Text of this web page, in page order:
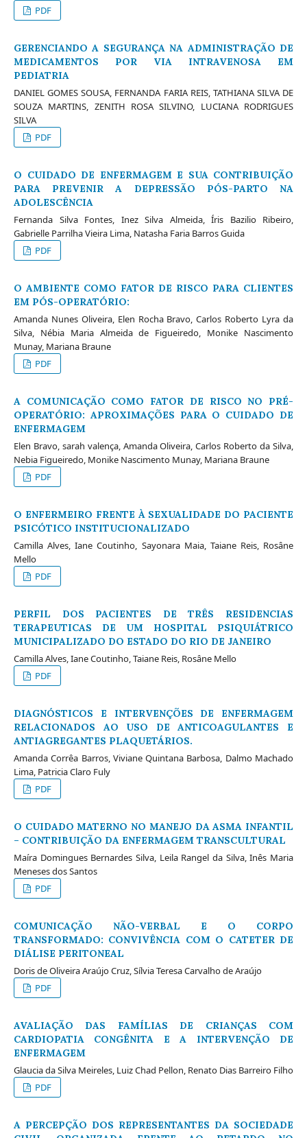
PDF
GERENCIANDO A SEGURANÇA NA ADMINISTRAÇÃO DE
MEDICAMENTOS POR VIA INTRAVENOSA EM
PEDIATRIA
DANIEL GOMES SOUSA, FERNANDA FARIA REIS, TATHIANA SILVA DE
SOUZA MARTINS, ZENITH ROSA SILVINO, LUCIANA RODRIGUES
SILVA
PDF
O CUIDADO DE ENFERMAGEM E SUA CONTRIBUIÇÃO
PARA PREVENIR A DEPRESSÃO PÓS-PARTO NA
ADOLESCÊNCIA
Fernanda Silva Fontes, Inez Silva Almeida, Íris Bazilio Ribeiro,
Gabrielle Parrilha Vieira Lima, Natasha Faria Barros Guida
PDF
O AMBIENTE COMO FATOR DE RISCO PARA CLIENTES
EM PÓS-OPERATÓRIO:
Amanda Nunes Oliveira, Elen Rocha Bravo, Carlos Roberto Lyra da
Silva, Nébia Maria Almeida de Figueiredo, Monike Nascimento
Munay, Mariana Braune
PDF
A COMUNICAÇÃO COMO FATOR DE RISCO NO PRÉ-
OPERATÓRIO: APROXIMAÇÕES PARA O CUIDADO DE
ENFERMAGEM
Elen Bravo, sarah valença, Amanda Oliveira, Carlos Roberto da Silva,
Nebia Figueiredo, Monike Nascimento Munay, Mariana Braune
PDF
O ENFERMEIRO FRENTE À SEXUALIDADE DO PACIENTE
PSICÓTICO INSTITUCIONALIZADO
Camilla Alves, Iane Coutinho, Sayonara Maia, Taiane Reis, Rosâne
Mello
PDF
PERFIL DOS PACIENTES DE TRÊS RESIDENCIAS
TERAPEUTICAS DE UM HOSPITAL PSIQUIÁTRICO
MUNICIPALIZADO DO ESTADO DO RIO DE JANEIRO
Camilla Alves, Iane Coutinho, Taiane Reis, Rosâne Mello
PDF
DIAGNÓSTICOS E INTERVENÇÕES DE ENFERMAGEM
RELACIONADOS AO USO DE ANTICOAGULANTES E
ANTIAGREGANTES PLAQUETÁRIOS.
Amanda Corrêa Barros, Viviane Quintana Barbosa, Dalmo Machado
Lima, Patricia Claro Fuly
PDF
O CUIDADO MATERNO NO MANEJO DA ASMA INFANTIL
– CONTRIBUIÇÃO DA ENFERMAGEM TRANSCULTURAL
Maíra Domingues Bernardes Silva, Leila Rangel da Silva, Inês Maria
Meneses dos Santos
PDF
COMUNICAÇÃO NÃO-VERBAL E O CORPO
TRANSFORMADO: CONVIVÊNCIA COM O CATETER DE
DIÁLISE PERITONEAL
Doris de Oliveira Araújo Cruz, Sílvia Teresa Carvalho de Araújo
PDF
AVALIAÇÃO DAS FAMÍLIAS DE CRIANÇAS COM
CARDIOPATIA CONGÊNITA E A INTERVENÇÃO DE
ENFERMAGEM
Glaucia da Silva Meireles, Luiz Chad Pellon, Renato Dias Barreiro Filho
PDF
A PERCEPÇÃO DOS REPRESENTANTES DA SOCIEDADE